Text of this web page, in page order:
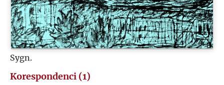
Ś
T
Sygn.
Korespondenci (1)